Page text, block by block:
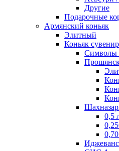
Другие
Подарочные
Армянский коньяк
Элитный
Коньяк
Символы
0,5